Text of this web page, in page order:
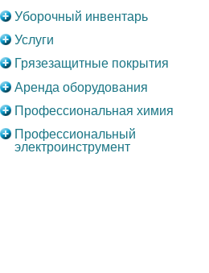
Уборочный инвентарь
Услуги
Грязезащитные покрытия
Аренда оборудования
Профессиональная химия
Профессиональный
электроинструмент